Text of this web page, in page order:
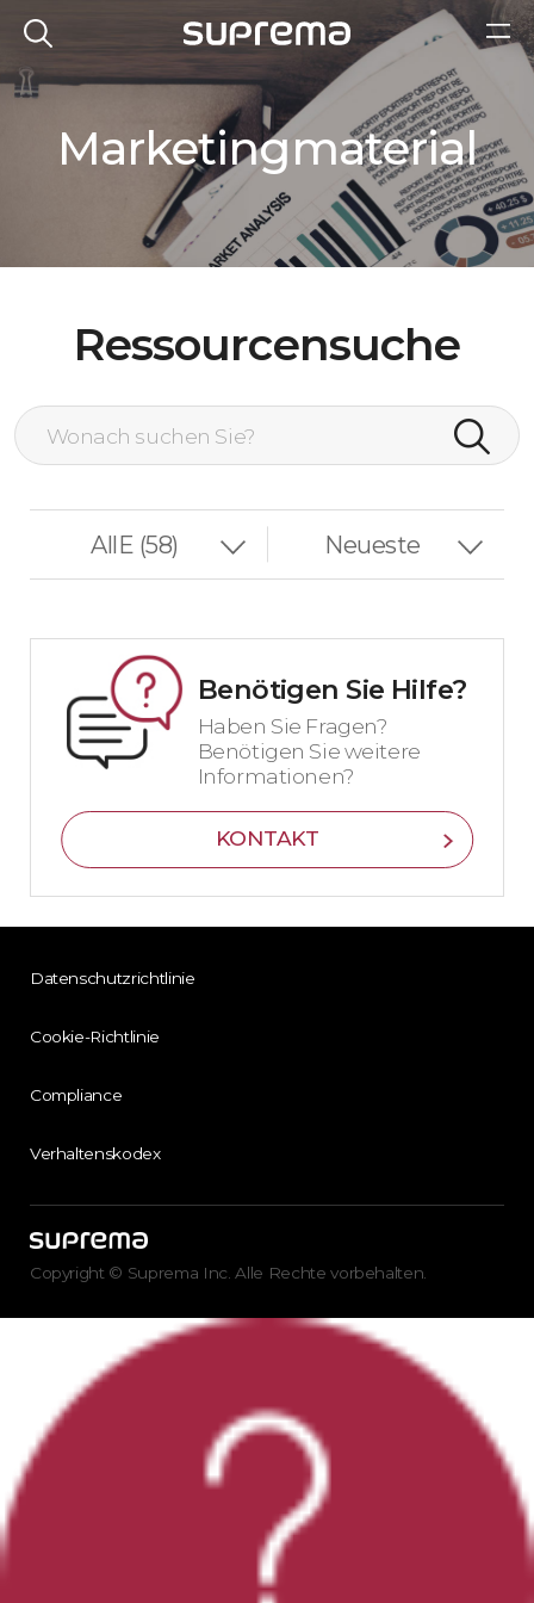
Marketingmaterial
Ressourcensuche
Benötigen Sie Hilfe?
Haben Sie Fragen?
Benötigen Sie weitere
Informationen?
KONTAKT
Datenschutzrichtlinie
Cookie-Richtlinie
Compliance
Verhaltenskodex
Copyright © Suprema Inc. Alle Rechte vorbehalten.